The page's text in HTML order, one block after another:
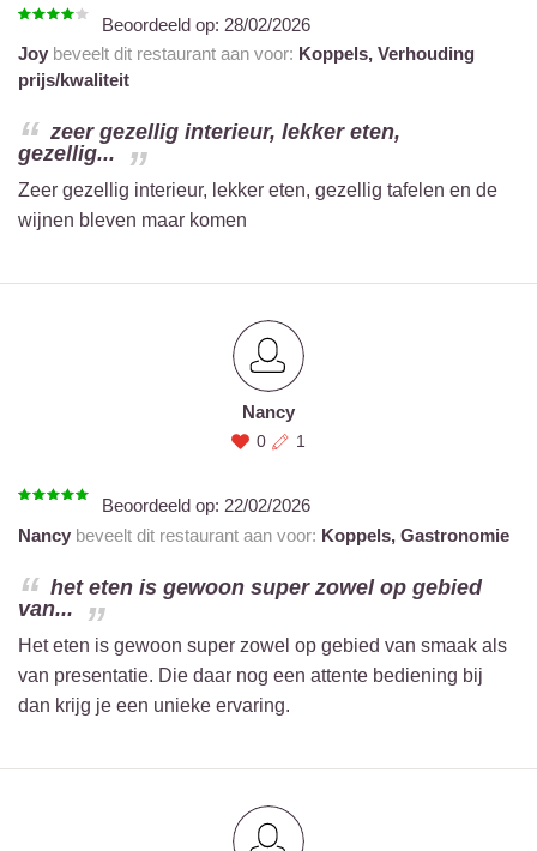
Beoordeeld op: 28/02/2026
Joy beveelt dit restaurant aan voor: Koppels, Verhouding
prijs/kwaliteit
zeer gezellig interieur, lekker eten,
gezellig...
Zeer gezellig interieur, lekker eten, gezellig tafelen en de
wijnen bleven maar komen
Nancy
0 1
Beoordeeld op: 22/02/2026
Nancy beveelt dit restaurant aan voor: Koppels, Gastronomie
het eten is gewoon super zowel op gebied
van...
Het eten is gewoon super zowel op gebied van smaak als
van presentatie. Die daar nog een attente bediening bij
dan krijg je een unieke ervaring.